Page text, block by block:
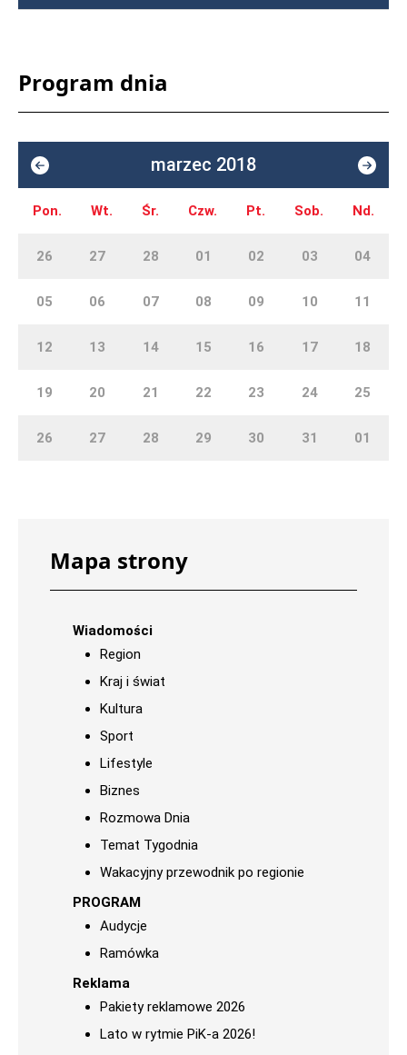
Program dnia
marzec 2018
Pon. Wt. Śr. Czw. Pt. Sob. Nd.
26 27 28 01 02 03 04
05 06 07 08 09 10 11
12 13 14 15 16 17 18
19 20 21 22 23 24 25
26 27 28 29 30 31 01
Mapa strony
Wiadomości
Region
Kraj i świat
Kultura
Sport
Lifestyle
Biznes
Rozmowa Dnia
Temat Tygodnia
Wakacyjny przewodnik po regionie
PROGRAM
Audycje
Ramówka
Reklama
Pakiety reklamowe 2026
Lato w rytmie PiK-a 2026!